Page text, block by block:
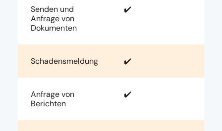
Senden und
Anfrage von
Dokumenten
✔️
Schadensmeldung ✔️
Anfrage von
Berichten
✔️